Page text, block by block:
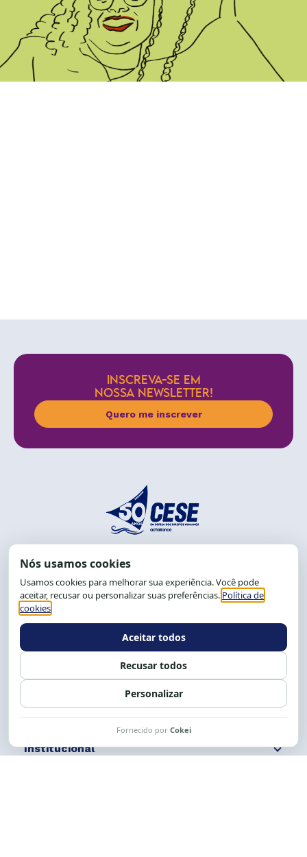
INSCREVA-SE EM
NOSSA NEWSLETTER!
Quero me inscrever
End.: R. da Graça, 150. Graça
CEP: 40.150-055
Salvador-BA, Brasil.
Tel.: (71) 2104-5457, Cel.: (71) 9 9239-2104 ou 2105
Expediente: 8h às 12h e 13 às 17h.
Siga nossas redes Fale conosco
Institucional